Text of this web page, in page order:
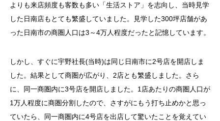
よりも来店頻度も客数も多い「生活ストア」を志向し、当時見学
した日南店もとても繁盛していました。見学した300坪店舗があ
った日南市の商圏人口は3～4万人程度だったと記憶しています。
しかし、すぐに宇野社長(当時)は同じ日南市に2号店を開店しま
した。結果として商圏が広がり、2店とも繁盛しました。さら
に、同一商圏内に3号店を開店しました。1店あたりの商圏人口が
1万人程度に商圏分割したので、さすがにもう打ち止めかと思っ
ていたら、同一商圏内に4号店を出店して驚いたことを覚えてい